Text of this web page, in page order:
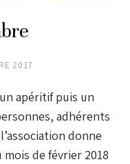
2017
apéritif puis un
adhérents
donne
de février 2018